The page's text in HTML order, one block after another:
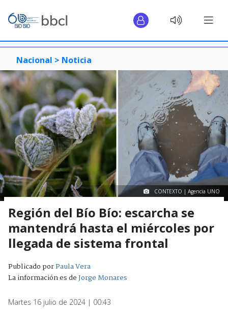
Nacional > Noticia
CONTEXTO | Agencia UNO
Región del Bío Bío: escarcha se
mantendrá hasta el miércoles por
llegada de sistema frontal
Publicado porPaula Vera
La información es deJorge Monares
Martes 16 julio de 2024 | 00:43